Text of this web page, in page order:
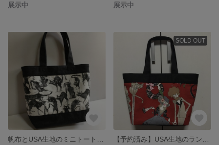
展示中
展示中
SOLD OUT